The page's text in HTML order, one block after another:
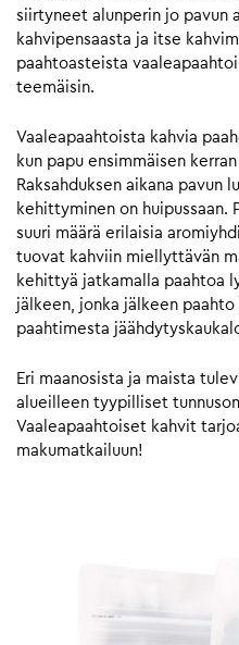
siirtyneet alunperin jo pavun
kahvipensaasta ja itse
paahtoasteista
teemäisin.
Vaaleapaahtoista kahvia
kun papu ensimmäisen
Raksahduksen aikana pavun
kehittyminen on huipussaan.
suuri määrä erilaisia
tuovat kahviin miellyttävän
kehittyä jatkamalla paahtoa
jälkeen, jonka jälkeen
paahtimesta
Eri maanosista ja maista
alueilleen tyypilliset
Vaaleapaahtoiset kahvit
makumatkailuun!